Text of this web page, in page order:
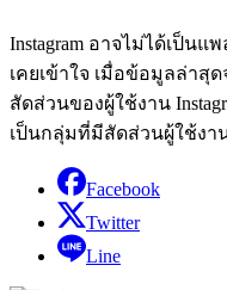
Instagram อาจไม่ได้เป็น
เคยเข้าใจ เมื่อข้อมูลล่าสุ
สัดส่วนของผู้ใช้งาน
เป็นกลุ่มที่มีสัดส่วนผู้ใช้งา
Facebook
Twitter
Line